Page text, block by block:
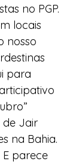
no PGP.
locais
nosso
para
de Jair
na Bahia.
parece